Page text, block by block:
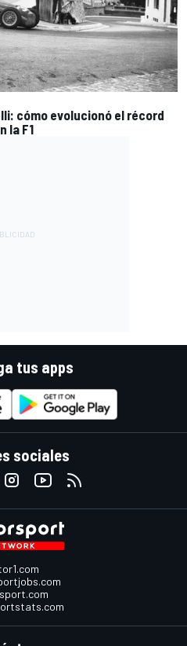
cómo evolucionó el récord
la F1
tus apps
sociales